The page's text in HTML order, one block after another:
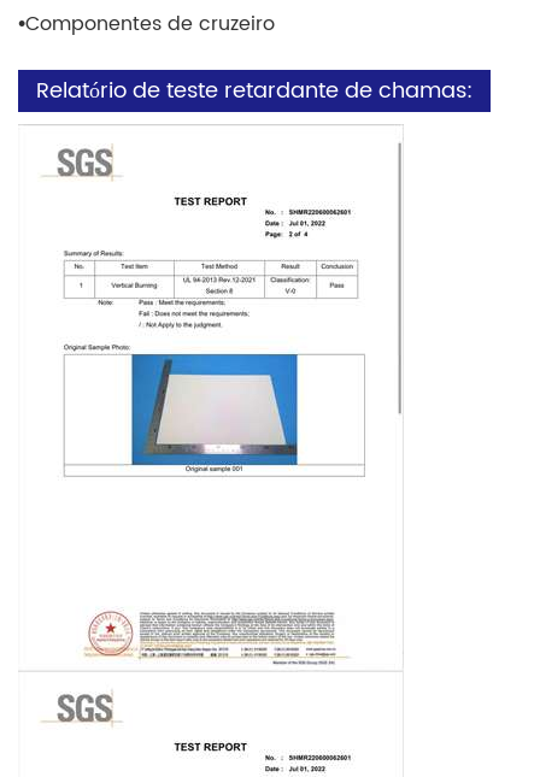
•Componentes de cruzeiro
Relatório de teste retardante de chamas: